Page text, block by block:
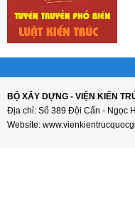
BỘ XÂY DỰNG - VIỆN KIẾN
Địa chỉ: Số 389 Đội Cấn - Ngọc
Website: